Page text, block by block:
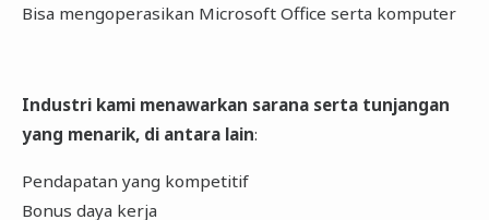
Bisa mengoperasikan Microsoft Office serta komputer
Industri kami menawarkan sarana serta tunjangan
yang menarik, di antara lain:
Pendapatan yang kompetitif
Bonus daya kerja